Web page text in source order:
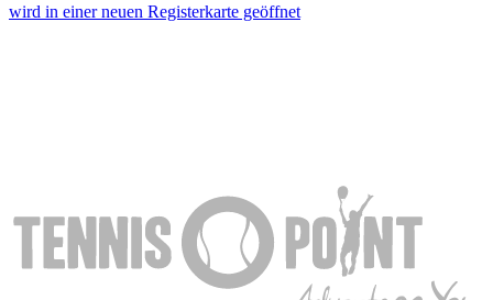
wird in einer neuen Registerkarte geöffnet